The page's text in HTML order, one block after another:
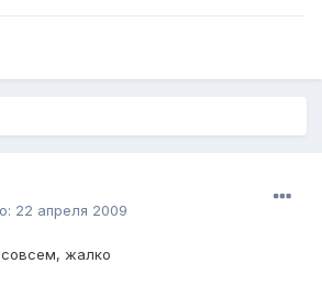
22 апреля 2009
совсем, жалко